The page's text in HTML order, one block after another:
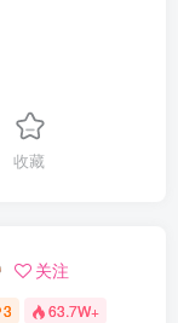
收藏
关注
3 63.7W+